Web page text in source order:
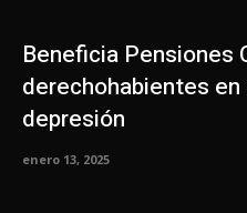
Beneficia Pensiones
derechohabientes
depresión
enero 13, 2025